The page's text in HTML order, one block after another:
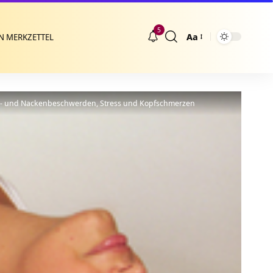
MERKZETTEL
5
Größenänderung
Aa
und Nackenbeschwerden, Stress und Kopfschmerzen